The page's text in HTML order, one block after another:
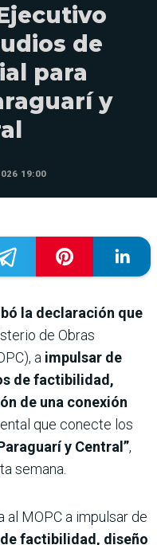
de
para
y
19:00
la declaración que
de Obras
a impulsar de
de factibilidad,
de una conexión
que conecte los
y Central”,
semana.
MOPC a impulsar de
factibilidad, diseño